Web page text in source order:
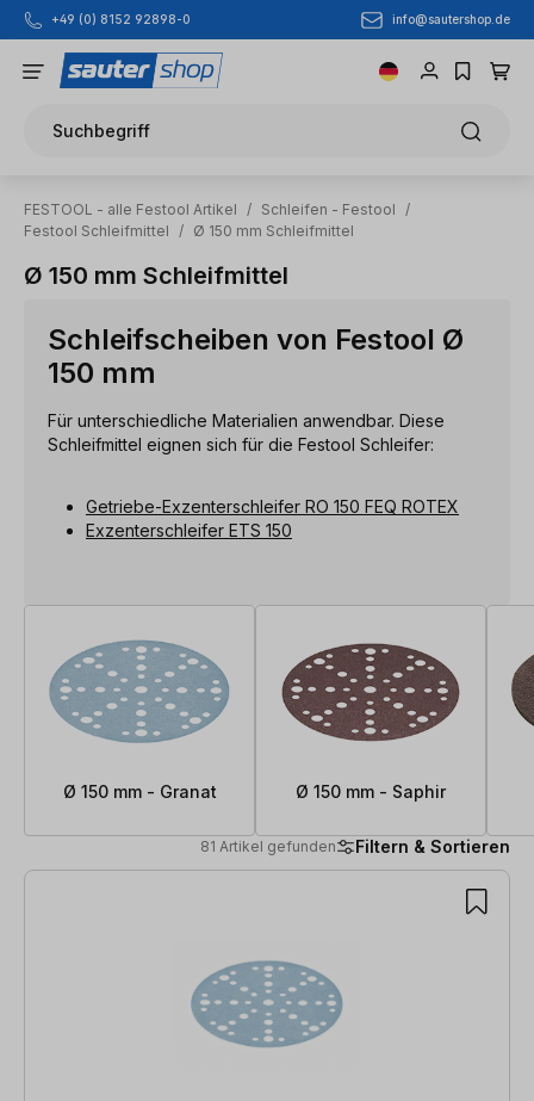
Zum Hauptinhalt springen
+49 (0) 8152 92898-0 info@sautershop.de
Suchbegriff
FESTOOL - alle Festool Artikel / Schleifen - Festool
/
Festool Schleifmittel
/ Ø 150 mm Schleifmittel
Ø 150 mm Schleifmittel
Schleifscheiben von Festool Ø
150 mm
Für unterschiedliche Materialien anwendbar. Diese
Schleifmittel eignen sich für die Festool Schleifer:
Getriebe-Exzenterschleifer RO 150 FEQ ROTEX
Exzenterschleifer ETS 150
Ø 150 mm - Granat Ø 150 mm - Saphir
81 Artikel gefunden Filtern & Sortieren
81 Artikel gefunden